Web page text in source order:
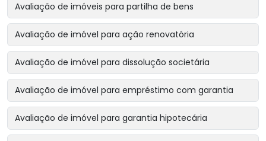
Avaliação de imóveis para partilha de bens
Avaliação de imóvel para ação renovatória
Avaliação de imóvel para dissolução societária
Avaliação de imóvel para empréstimo com garantia
Avaliação de imóvel para garantia hipotecária